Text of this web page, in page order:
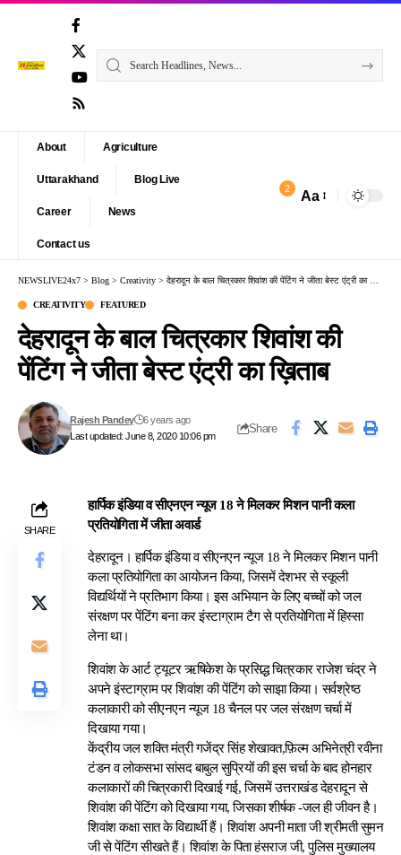
About Agriculture
Uttarakhand Blog Live
Career News
Contact us
2 Aa
NEWSLIVE24x7 > Blog > Creativity > देहरादून के बाल चित्रकार शिवांश की पेंटिंग ने जीता बेस्ट एंट्री का ख़िताब
CREATIVITY FEATURED
देहरादून के बाल चित्रकार शिवांश की
पेंटिंग ने जीता बेस्ट एंट्री का ख़िताब
Last updated: June 8, 2020 10:06 pm
Rajesh Pandey 6 years ago
Share
SHARE
हार्पिक इंडिया व सीएनएन न्यूज 18 ने मिलकर मिशन पानी कला
प्रतियोगिता में जीता अवार्ड
देहरादून। हार्पिक इंडिया व सीएनएन न्यूज 18 ने मिलकर मिशन पानी
कला प्रतियोगिता का आयोजन किया, जिसमें देशभर से स्कूली
विद्यर्थियों ने प्रतिभाग किया। इस अभियान के लिए बच्चों को जल
संरक्षण पर पेंटिंग बना कर इंस्टाग्राम टैग से प्रतियोगिता में हिस्सा
लेना था।
शिवांश के आर्ट ट्यूटर ऋषिकेश के प्रसिद्ध चित्रकार राजेश चंद्र ने
अपने इंस्टाग्राम पर शिवांश की पेंटिंग को साझा किया। सर्वश्रेष्ठ
कलाकारी को सीएनएन न्यूज 18 चैनल पर जल संरक्षण चर्चा में
दिखाया गया।
केंद्रीय जल शक्ति मंत्री गजेंद्र सिंह शेखावत,फ़िल्म अभिनेत्री रवीना
टंडन व लोकसभा सांसद बाबुल सुप्रियों की इस चर्चा के बाद होनहार
कलाकारों की चित्रकारी दिखाई गई, जिसमें उत्तराखंड देहरादून से
शिवांश की पेंटिंग को दिखाया गया, जिसका शीर्षक -जल ही जीवन है।
शिवांश कक्षा सात के विद्यार्थी हैं। शिवांश अपनी माता जी श्रीमती सुमन
जी से पेंटिंग सीखते हैं। शिवांश के पिता हंसराज जी, पुलिस मुख्यालय